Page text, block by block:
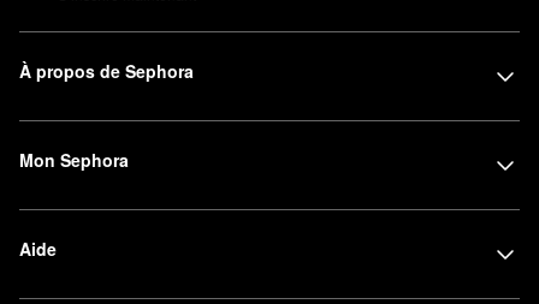
À propos de Sephora
Mon Sephora
Aide